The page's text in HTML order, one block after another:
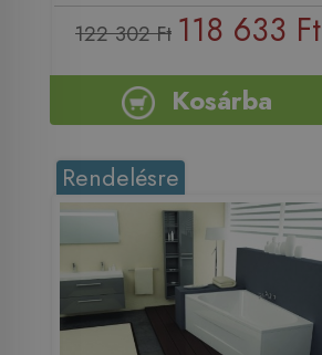
122 302 Ft 118 633 Ft
Kosárba
Rendelésre